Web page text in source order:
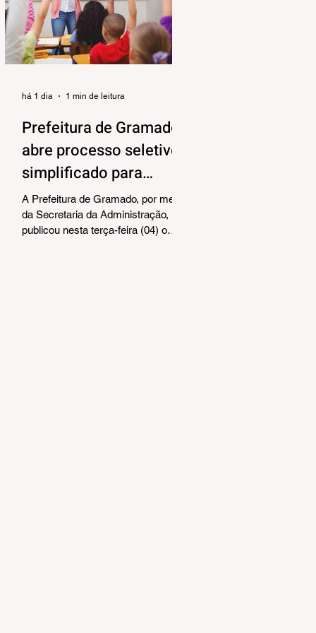
alinhar responsabilidades e
organizar as próximas etapas de
preparação do evento. Também
foram debatidos aspectos
Prefeitura de Gramado
abre processo seletivo
simplificado para
contratação temporária
de professores
A Prefeitura de Gramado, por meio
da Secretaria da Administração,
publicou nesta terça-feira (04) o
há 1 dia 1 min de leitura